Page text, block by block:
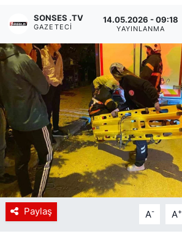
SONSES .TV
GAZETECI
14.05.2026 - 09:18
YAYINLANMA
Paylaş A- A+
Siyaset
YEREL HABER
Haberde insan
Tanıtım